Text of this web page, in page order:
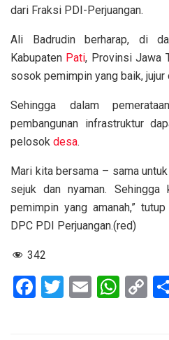
dari Fraksi PDI-Perjuangan.
Ali Badrudin berharap, di
Kabupaten Pati, Provinsi Jawa
sosok pemimpin yang baik, jujur
Sehingga dalam
pembangunan infrastruktur
pelosok desa.
Mari kita bersama – sama
sejuk dan nyaman. Sehingga
pemimpin yang amanah,”
DPC PDI Perjuangan.(red)
342
F
T
E
W C